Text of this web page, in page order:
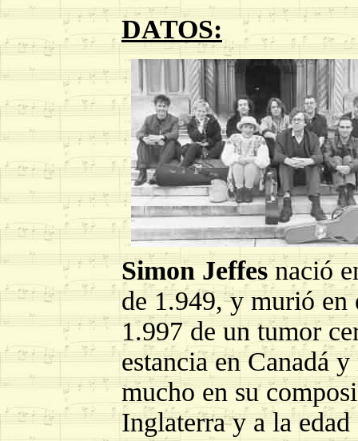
DATOS:
Simon Jeffesnació
de 1.949, y murió en
1.997 de un tumor
estancia en Canadá
mucho en su
Inglaterra y a la